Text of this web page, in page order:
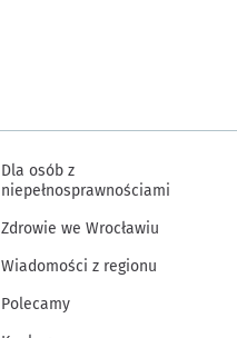
Dla osób z
niepełnosprawnościami
Zdrowie we Wrocławiu
Wiadomości z regionu
Polecamy